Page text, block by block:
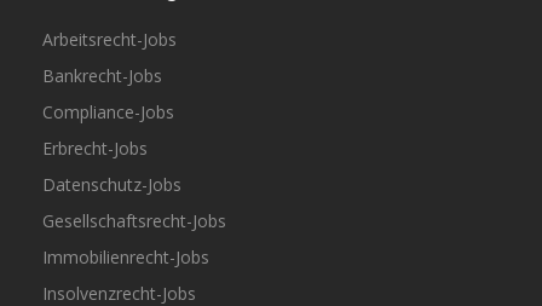
Arbeitsrecht-Jobs
Bankrecht-Jobs
Compliance-Jobs
Erbrecht-Jobs
Datenschutz-Jobs
Gesellschaftsrecht-Jobs
Immobilienrecht-Jobs
Insolvenzrecht-Jobs